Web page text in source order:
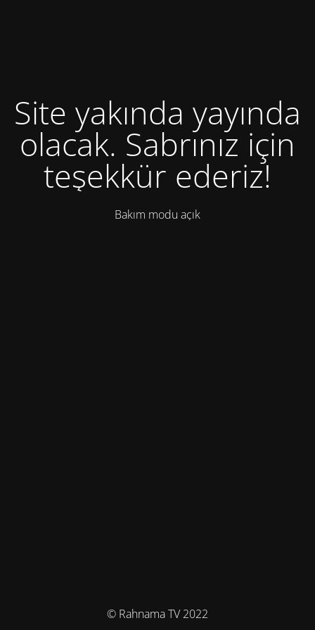
Site yakında yayında
olacak. Sabrınız için
teşekkür ederiz!
Bakım modu açık
© Rahnama TV 2022